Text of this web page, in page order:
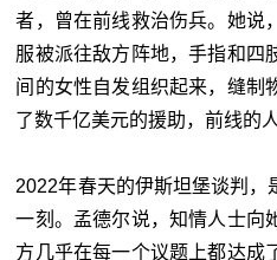
者，曾在前线救治伤兵。她说
服被派往敌方阵地，手指和四
间的女性自发组织起来，缝制
了数千亿美元的援助，前线的
2022年春天的伊斯坦堡谈判，
一刻。孟德尔说，知情人士向
方几乎在每一个议题上都达成